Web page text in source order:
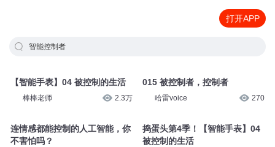
打开APP
智能控制者
【智能手表】04 被控制的生活
棒棒老师 2.3万
连情感都能控制的人工智能，你
不害怕吗？
015 被控制者，控制者
哈雷voice 270
捣蛋头第4季！【智能手表】04
被控制的生活